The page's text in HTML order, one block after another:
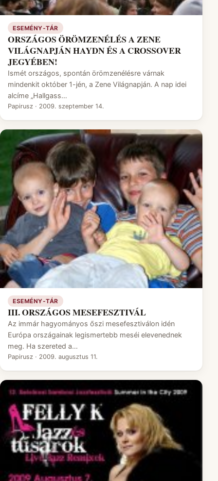
ESEMÉNY-TÁR
ORSZÁGOS ÖRÖMZENÉLÉS A ZENE
VILÁGNAPJÁN HAYDN ÉS A CROSSOVER
JEGYÉBEN!
Ismét országos, spontán örömzenélésre várnak
mindenkit október 1-jén, a Zene Világnapján. A nap idei
alcíme „Hallgass…
Papirusz · 2009. szeptember 14.
ESEMÉNY-TÁR
III. ORSZÁGOS MESEFESZTIVÁL
Az immár hagyományos őszi mesefesztiválon idén
Európa országainak legismertebb meséi elevenednek
meg. Ha szereted a…
Papirusz · 2009. augusztus 11.